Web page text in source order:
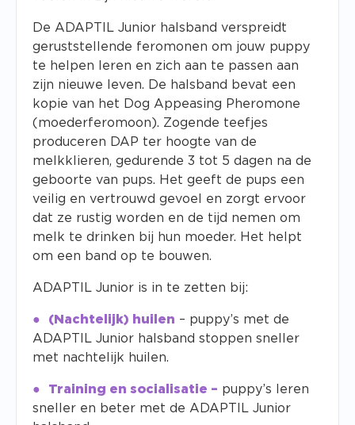
De ADAPTIL Junior halsband verspreidt
geruststellende feromonen om jouw puppy
te helpen leren en zich aan te passen aan
zijn nieuwe leven. De halsband bevat een
kopie van het Dog Appeasing Pheromone
(moederferomoon). Zogende teefjes
produceren DAP ter hoogte van de
melkklieren, gedurende 3 tot 5 dagen na de
geboorte van pups. Het geeft de pups een
veilig en vertrouwd gevoel en zorgt ervoor
dat ze rustig worden en de tijd nemen om
melk te drinken bij hun moeder. Het helpt
om een ​​band op te bouwen.
ADAPTIL Junior is in te zetten bij:
(Nachtelijk) huilen – puppy’s met de
ADAPTIL Junior halsband stoppen sneller
met nachtelijk huilen.
Training en socialisatie – puppy’s leren
sneller en beter met de ADAPTIL Junior